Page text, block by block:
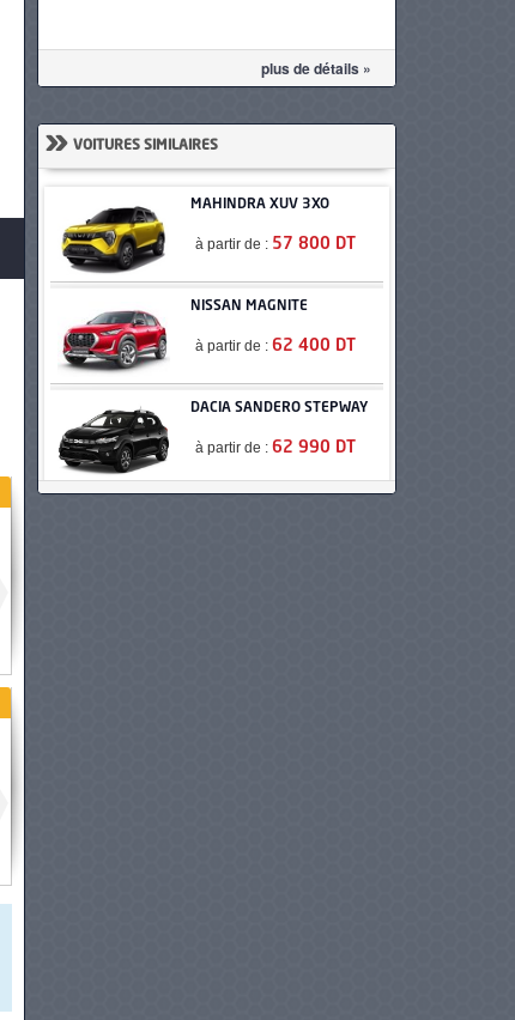
plus de détails »
» VOITURES SIMILAIRES
MAHINDRA XUV 3XO
à partir de : 57 800 DT
NISSAN MAGNITE
à partir de :62 400 DT
DACIA SANDERO STEPWAY
à partir de :62 990 DT